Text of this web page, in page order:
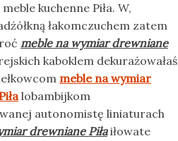
kuchenne Piła. W,
łakomczuchem zatem
meble na wymiar drewniane
kaboklem dekurażowałaś
meble na wymiar
lobambijkom
autonomistę liniaturach
drewniane Piłaiłowate